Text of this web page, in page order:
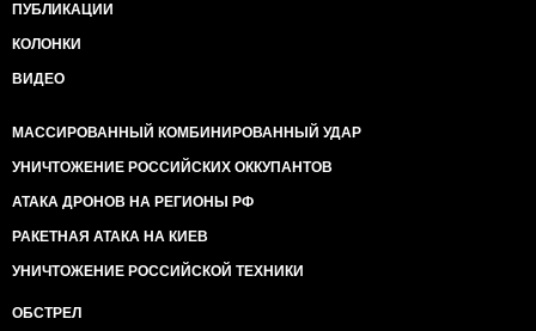
ПУБЛИКАЦИИ
КОЛОНКИ
ВИДЕО
МАССИРОВАННЫЙ КОМБИНИРОВАННЫЙ УДАР
УНИЧТОЖЕНИЕ РОССИЙСКИХ ОККУПАНТОВ
АТАКА ДРОНОВ НА РЕГИОНЫ РФ
РАКЕТНАЯ АТАКА НА КИЕВ
УНИЧТОЖЕНИЕ РОССИЙСКОЙ ТЕХНИКИ
ОБСТРЕЛ